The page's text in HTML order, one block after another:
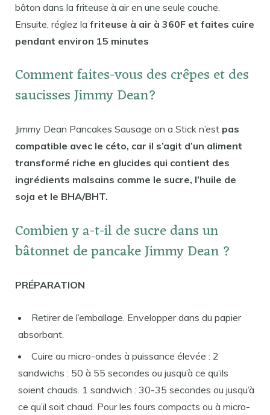
bâton dans la friteuse à air en une seule couche.
Ensuite, réglez la friteuse à air à 360F et faites cuire
pendant environ 15 minutes
Comment faites-vous des crêpes et des
saucisses Jimmy Dean?
Jimmy Dean Pancakes Sausage on a Stick n’est pas
compatible avec le céto, car il s’agit d’un aliment
transformé riche en glucides qui contient des
ingrédients malsains comme le sucre, l’huile de
soja et le BHA/BHT.
Combien y a-t-il de sucre dans un
bâtonnet de pancake Jimmy Dean ?
PRÉPARATION
Retirer de l’emballage. Envelopper dans du papier
absorbant.
Cuire au micro-ondes à puissance élevée : 2
sandwichs : 50 à 55 secondes ou jusqu’à ce qu’ils
soient chauds. 1 sandwich : 30-35 secondes ou jusqu’à
ce qu’il soit chaud. Pour les fours compacts ou à micro-